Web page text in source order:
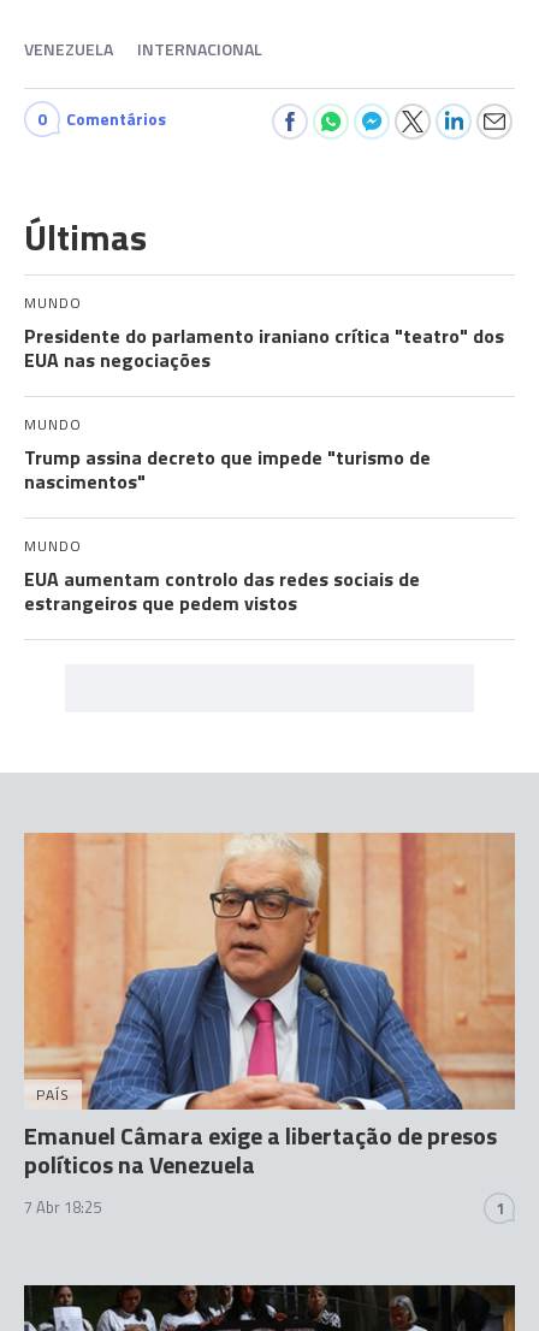
VENEZUELA INTERNACIONAL
0 Comentários
Últimas
MUNDO
Presidente do parlamento iraniano crítica "teatro" dos
EUA nas negociações
MUNDO
Trump assina decreto que impede "turismo de
nascimentos"
MUNDO
EUA aumentam controlo das redes sociais de
estrangeiros que pedem vistos
PAÍS
Emanuel Câmara exige a libertação de presos
políticos na Venezuela
7 Abr 18:25 1